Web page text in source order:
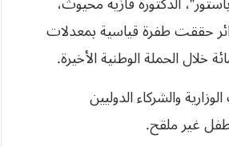
حققت طفرة قياسية بمعدلات
والشركاء الدوليين
غير ملقح.